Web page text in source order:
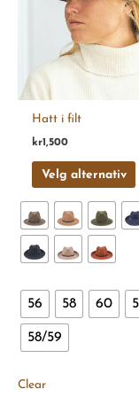
Hatt i filt
kr1,500
Velg alternativ
56 58 60
58/59
Clear